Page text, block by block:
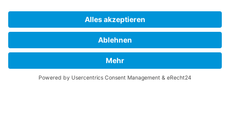
© 2026 Frank Hartung Ihr Mediator bei Konflikten in Familie,
Erbschaft, Beruf, Wirtschaft und Schule
🏠 06844 Dessau-Roßlau Albrechtstraße 116 ☎